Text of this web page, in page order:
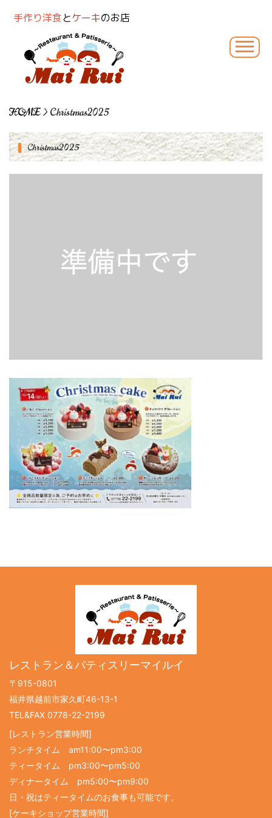
手作り洋食とケーキのお店
HOME> Christmas2025
Christmas2025
レストラン＆パティスリーマイルイ
〒915-0801
福井県越前市家久町46-13-1
TEL&FAX 0778-22-2199
[レストラン営業時間]
ランチタイム am11:00〜pm3:00
ティータイム pm3:00〜pm5:00
ディナータイム pm5:00〜pm9:00
日・祝はティータイムのお食事も可能です。
[ケーキショップ営業時間]